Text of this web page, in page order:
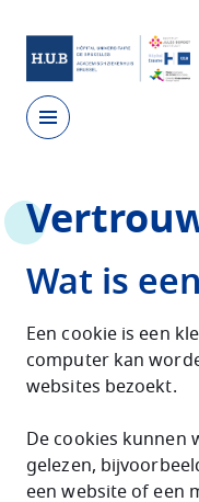
to
main
Wat is een
Een cookie is een
computer kan
websites bezoekt.
De cookies
gelezen,
een website of een